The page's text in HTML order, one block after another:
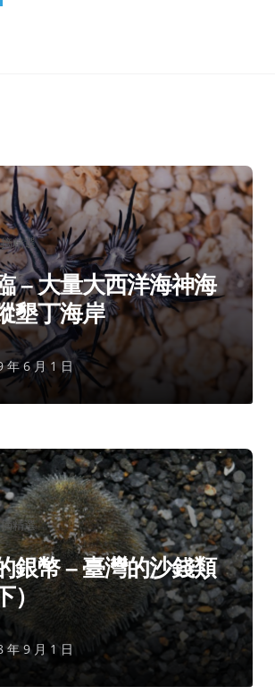
精選
– 大量大西洋海神海
墾丁海岸
年 6 月 1 日
精選
銀幣 – 臺灣的沙錢類
）
年 9 月 1 日